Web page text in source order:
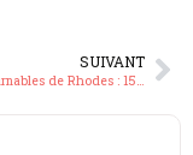
SUIVANT